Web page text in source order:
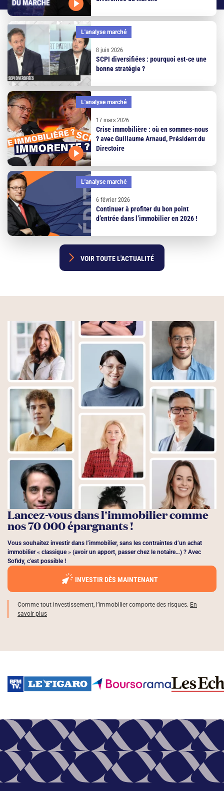
L'analyse marché
8 juin 2026
SCPI diversifiées : pourquoi est-ce une
bonne stratégie ?
L'analyse marché
17 mars 2026
Crise immobilière : où en sommes-nous
? avec Guillaume Arnaud, Président du
Directoire
L'analyse marché
6 février 2026
Continuer à profiter du bon point
d’entrée dans l’immobilier en 2026 !
VOIR TOUTE L'ACTUALITÉ
Lancez-vous dans l'immobilier comme
nos 70 000 épargnants !
Vous souhaitez investir dans l’immobilier, sans les contraintes d’un achat
immobilier « classique » (avoir un apport, passer chez le notaire…) ? Avec
Sofidy, c’est possible !
INVESTIR DÈS MAINTENANT
Comme tout investissement, l’immobilier comporte des risques. En
savoir plus